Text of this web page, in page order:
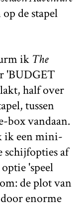
de stapel
ik The
'BUDGET
half over
tussen
box vandaan.
ik een mini-
schijfopties af
'speel
de plot van
enorme